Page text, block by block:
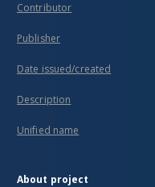
Contributor
Publisher
Date issued/created
Description
Unified name
About project